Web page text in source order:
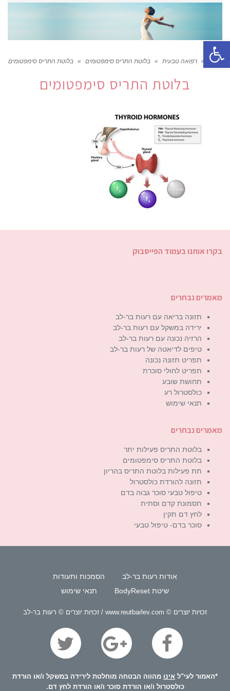
פתח סרגל נגישות
ראשי » רפואה טבעית » בלוטת התריס סימפטומים » בלוטת התריס סימפטומים
בלוטת התריס סימפטומים
בקרו אותנו בעמוד הפייסבוק
מאמרים נבחרים
תזונה בריאה עם רעות בר-לב
ירידה במשקל עם רעות בר-לב
הרזיה נכונה עם רעות בר-לב
טיפים לדיאטה של רעות בר-לב
תפריט תזונה נכונה
תפריט לחולי סוכרת
תחושת שובע
כולסטרול רע
תנאי שימוש
מאמרים נבחרים
בלוטת התריס פעילות יתר
בלוטת התריס סימפטומים
תת פעילות בלוטת התריס בהריון
תזונה להורדת כולסטרול
טיפול טבעי סוכר גבוה בדם
תסמונת קדם וסתית
לחץ דם תקין
סוכר בדם- טיפול טבעי
אודות רעות בר-לב
הסמכות ותעודות
שיטת BodyReset
תנאי שימוש
זכויות יוצרים © www.reutbarlev.com / זכויות יוצרים © רעות בר-לב
*האמור לעי"ל אינו מהווה הבטחה מוחלטת לירידה במשקל ו/או הורדת
כולסטרול ו/או הורדת סוכר ו/או הורדת לחץ דם.